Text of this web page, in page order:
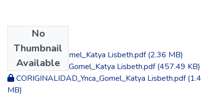
No
Thumbnail
Available
TESIS_Ynca_Gomel_Katya Lisbeth.pdf(2.36 MB)
AUTORIZA_Ynca_Gomel_Katya Lisbeth.pdf(457.49 KB)
CORIGINALIDAD_Ynca_Gomel_Katya Lisbeth.pdf(1.4
MB)